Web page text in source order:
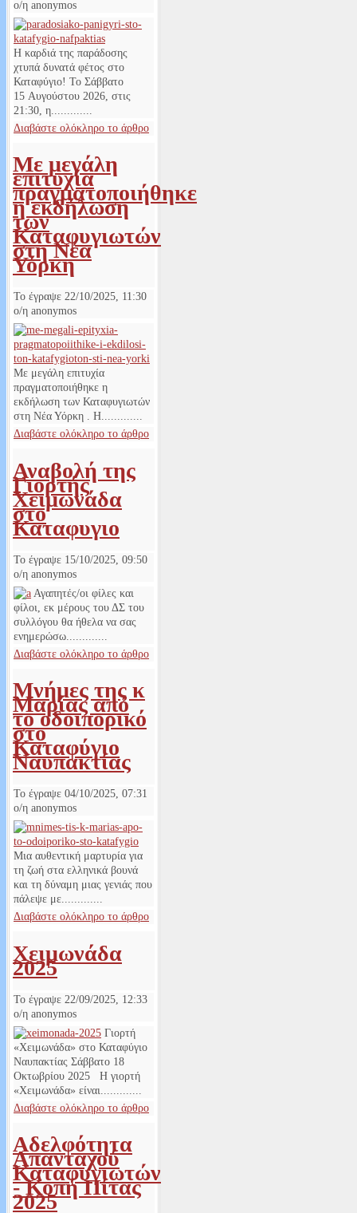
ο/η anonymos
Η καρδιά της παράδοσης
χτυπά δυνατά φέτος στο
Καταφύγιο! Το Σάββατο
15 Αυγούστου 2026, στις
21:30, η.............
Διαβάστε ολόκληρο το άρθρο
Με μεγάλη
επιτυχία
πραγματοποιήθηκε
η εκδήλωση
των
Καταφυγιωτών
στη Νέα
Υόρκη
Το έγραψε 22/10/2025, 11:30
ο/η anonymos
Με μεγάλη επιτυχία
πραγματοποιήθηκε η
εκδήλωση των Καταφυγιωτών
στη Νέα Υόρκη . Η.............
Διαβάστε ολόκληρο το άρθρο
Αναβολή της
Γιορτής
Χειμωνάδα
στο
Καταφυγιο
Το έγραψε 15/10/2025, 09:50
ο/η anonymos
Αγαπητές/οι φίλες και
φίλοι, εκ μέρους του ΔΣ του
συλλόγου θα ήθελα να σας
ενημερώσω.............
Διαβάστε ολόκληρο το άρθρο
Μνήμες της κ
Μαρίας από
το οδοιπορικό
στο
Καταφύγιο
Ναυπακτίας
Το έγραψε 04/10/2025, 07:31
ο/η anonymos
Μια αυθεντική μαρτυρία για
τη ζωή στα ελληνικά βουνά
και τη δύναμη μιας γενιάς που
πάλεψε με.............
Διαβάστε ολόκληρο το άρθρο
Χειμωνάδα
2025
Το έγραψε 22/09/2025, 12:33
ο/η anonymos
Γιορτή
«Χειμωνάδα» στο Καταφύγιο
Ναυπακτίας Σάββατο 18
Οκτωβρίου 2025 Η γιορτή
«Χειμωνάδα» είναι.............
Διαβάστε ολόκληρο το άρθρο
Αδελφότητα
Απανταχού
Καταφυγιωτών
- Κοπή Πίτας
2025